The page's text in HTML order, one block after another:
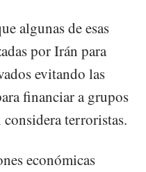
algunas de esas
por Irán para
evitando las
financiar a grupos
terroristas.
económicas